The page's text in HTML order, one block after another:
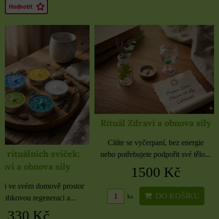
Rituál Zdraví a obnova síly
Cítíte se vyčerpaní, bez energie
nebo potřebujete podpořit své tělo...
1500 Kč
ks DO KOŠÍKU
rozbaleno